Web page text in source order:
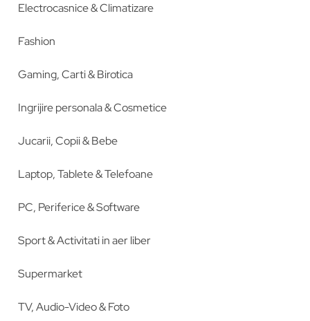
Electrocasnice & Climatizare
Fashion
Gaming, Carti & Birotica
Ingrijire personala & Cosmetice
Jucarii, Copii & Bebe
Laptop, Tablete & Telefoane
PC, Periferice & Software
Sport & Activitati in aer liber
Supermarket
TV, Audio-Video & Foto